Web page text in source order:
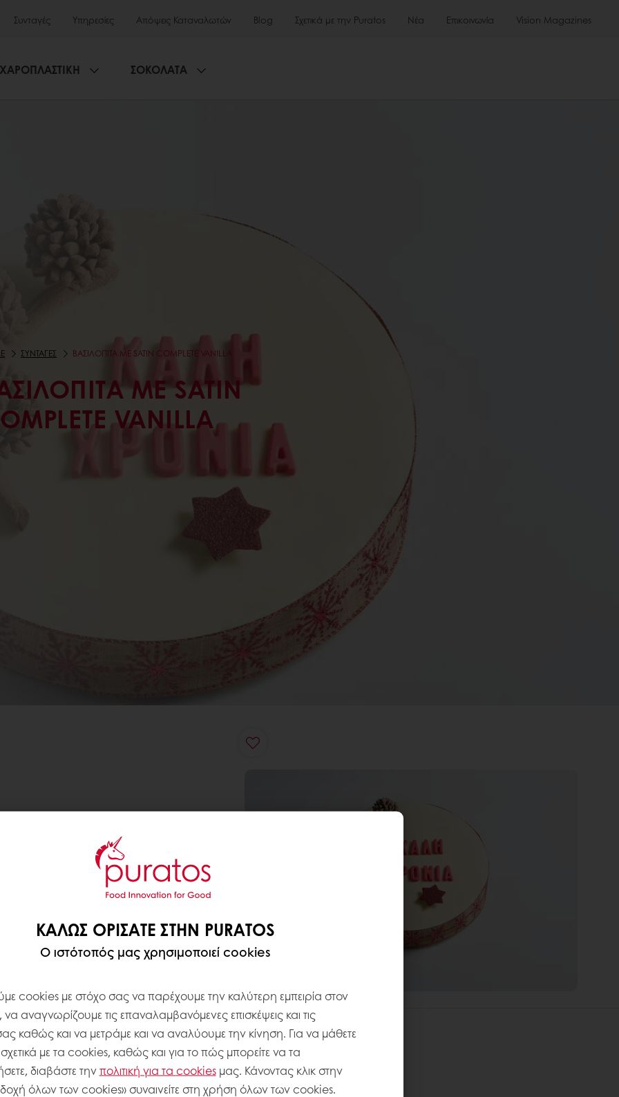
Συνταγές Υπηρεσίες Απόψεις Καταναλωτών Blog Σχετικά με την Puratos Νέα Επικοινωνία Vision Magazines
ΣΟΚΟΛΑΤΑ
ΣΥΝΤΑΓΕΣ ΒΑΣΙΛΌΠΙΤΑ ΜΕ SATIN COMPLETE VANILLA
ΜΕ SATIN
VANILLA
ΚΑΛΏΣ ΟΡΊΣΑΤΕ ΣΤΗΝ PURATOS
Ο ιστότοπός μας χρησιμοποιεί cookies
cookies με στόχο σας να παρέχουμε την καλύτερη εμπειρία στον
αναγνωρίζουμε τις επαναλαμβανόμενες επισκέψεις και τις
καθώς και να μετράμε και να αναλύουμε την κίνηση. Για να μάθετε
με τα cookies, καθώς και για το πώς μπορείτε να τα
διαβάστε τηνπολιτική για τα cookiesμας. Κάνοντας κλικ στην
όλων των cookies» συναινείτε στη χρήση όλων των cookies.